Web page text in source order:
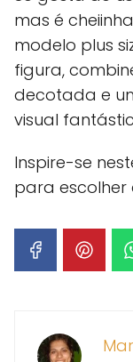
mas é
modelo plus
figura,
decotada e
visual
Inspire-se
para escolher